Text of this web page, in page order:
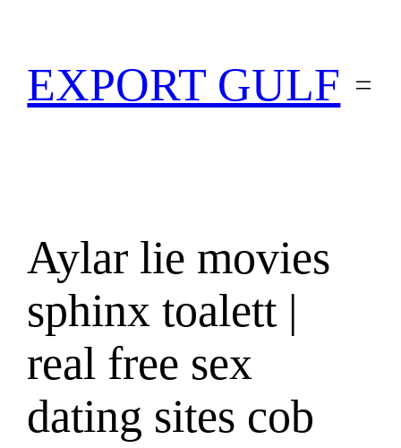
EXPORT GULF
Aylar lie movies
sphinx toalett |
real free sex
dating sites cob